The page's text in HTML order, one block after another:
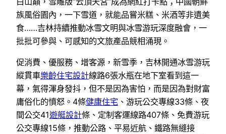
族風俗園內，一下雪道，就能品嘗米糕、米酒等非遺美
食……吉林持續推動冰雪文明與冰雪游玩深度融會，一
批批可參與、可感知的文旅產品競相涌現。
促消費、優服務、增客源，新雪季，吉林開通冰雪游玩
縱貫車樂齡住宅設計線路6張水瓶在地下室看到這一
幕，氣得渾身發抖，但不是因為害怕，而是因為對財富
庸俗化的憤怒。4條健康住宅 、游玩公交專線33條、夜
間公交41遊艇設計條、定制客運線路407條、免費游玩
公交專線15條，推動公路、平易近航、鐵路無縫接